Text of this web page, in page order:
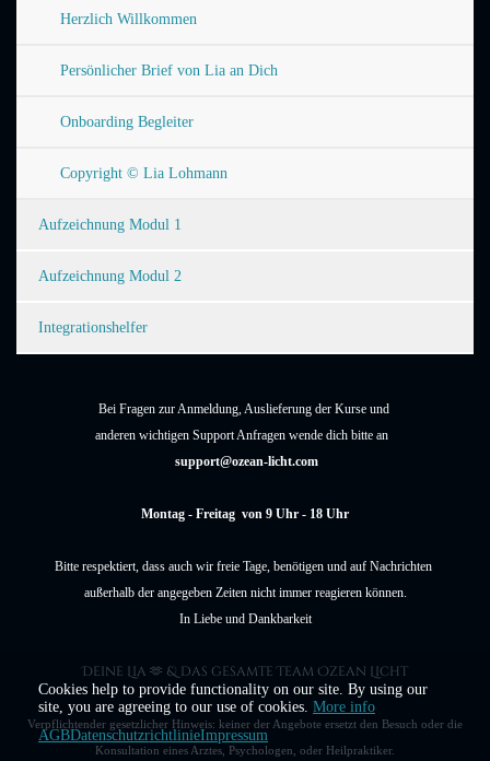
Herzlich Willkommen
Persönlicher Brief von Lia an Dich
Onboarding Begleiter
Copyright © Lia Lohmann
Aufzeichnung Modul 1
Aufzeichnung Modul 2
Integrationshelfer
Bei Fragen zur Anmeldung, Auslieferung der Kurse und
anderen wichtigen Support Anfragen wende dich bitte an
support@ozean-licht.com
Montag - Freitag von 9 Uhr - 18 Uhr
Bitte respektiert, dass auch wir freie Tage, benötigen und auf Nachrichten
außerhalb der angegeben Zeiten nicht immer reagieren können.
In Liebe und Dankbarkeit
Deine Lia 🫶 & das gesamte Team Ozean Licht
Verpflichtender gesetzlicher Hinweis: keiner der Angebote ersetzt den Besuch oder die
Konsultation eines Arztes, Psychologen, oder Heilpraktiker.
Cookies help to provide functionality on our site. By using our
site, you are agreeing to our use of cookies. More info
AGBDatenschutzrichtlinieImpressum